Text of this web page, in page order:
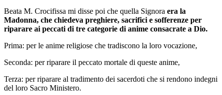
Beata M. Crocifissa mi disse poi che quella Signora era la
Madonna, che chiedeva preghiere, sacrifici e sofferenze per
riparare ai peccati di tre categorie di anime consacrate a Dio.
Prima: per le anime religiose che tradiscono la loro vocazione,
Seconda: per riparare il peccato mortale di queste anime,
Terza: per riparare al tradimento dei sacerdoti che si rendono indegni
del loro Sacro Ministero.